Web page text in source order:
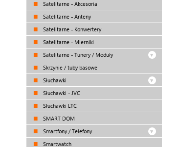
Satelitarne - Akcesoria
Satelitarne - Anteny
Satelitarne - Konwertery
Satelitarne - Mierniki
Satelitarne - Tunery / Moduły
Skrzynie / tuby basowe
Słuchawki
Słuchawki - JVC
Słuchawki LTC
SMART DOM
Smartfony / Telefony
Smartwatch